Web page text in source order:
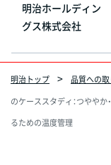
明治ホールディン
グス株式会社
明治トップ 品質への
のケーススタディ：つやや
るための温度管理